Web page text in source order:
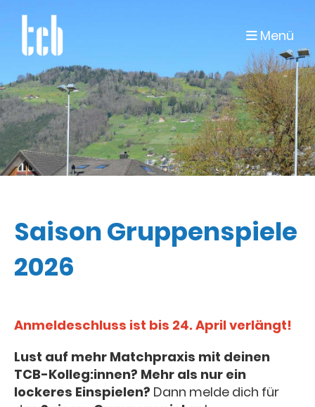
Menü
Saison Gruppenspiele
2026
Anmeldeschluss ist bis 24. April verlängt!
Lust auf mehr Matchpraxis mit deinen
TCB-Kolleg:innen? Mehr als nur ein
lockeres Einspielen? Dann melde dich für